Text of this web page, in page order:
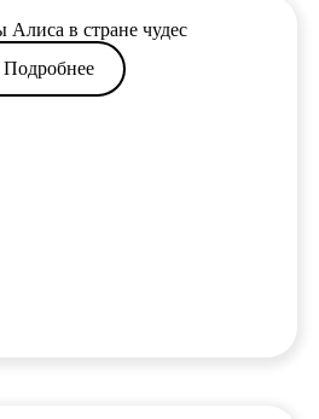
в стране чудес
Подробнее